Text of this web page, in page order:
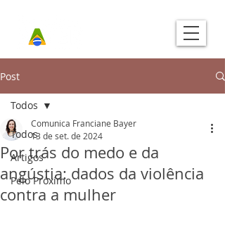
Post
Todos
Artigos
Pelo Próximo
Todos
Por trás do medo e da
angústia: dados da violência
contra a mulher
Comunica Franciane Bayer
13 de set. de 2024